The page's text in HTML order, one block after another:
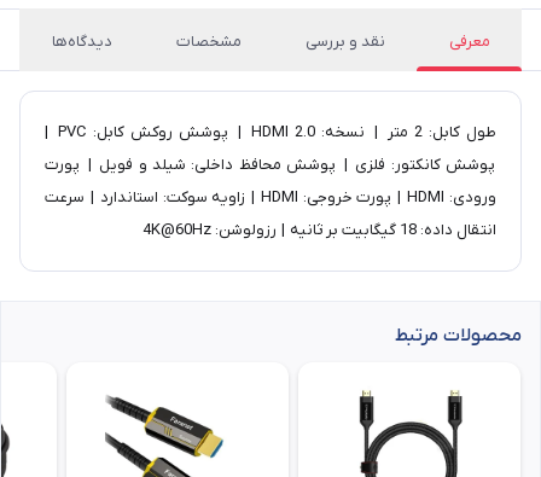
معرفی نقد و بررسی مشخصات دیدگاه‌ها
طول کابل: 2 متر | نسخه: HDMI 2.0 | پوشش روکش کابل: PVC |
پوشش کانکتور: فلزی | پوشش محافظ داخلی: شیلد و فویل | پورت
ورودی: HDMI | پورت خروجی: HDMI | زاویه سوکت: استاندارد | سرعت
انتقال داده‌: 18 گیگابیت بر ثانیه | رزولوشن: 4K@60Hz
محصولات مرتبط